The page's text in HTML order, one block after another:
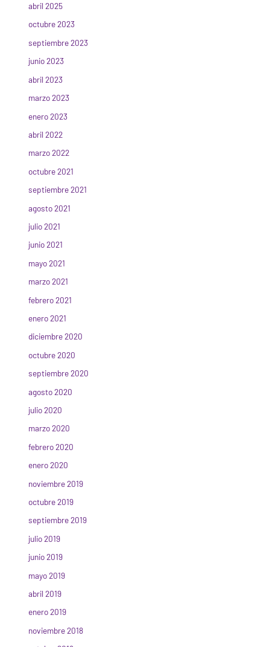
abril 2025
octubre 2023
septiembre 2023
junio 2023
abril 2023
marzo 2023
enero 2023
abril 2022
marzo 2022
octubre 2021
septiembre 2021
agosto 2021
julio 2021
junio 2021
mayo 2021
marzo 2021
febrero 2021
enero 2021
diciembre 2020
octubre 2020
septiembre 2020
agosto 2020
julio 2020
marzo 2020
febrero 2020
enero 2020
noviembre 2019
octubre 2019
septiembre 2019
julio 2019
junio 2019
mayo 2019
abril 2019
enero 2019
noviembre 2018